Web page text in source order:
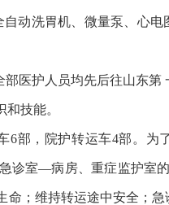
动洗胃机、微量泵、心
护人员均先后往山东第
识和技能。
6部，院护转运车4部。为
诊室—病房、重症监护室
；维持转运途中安全；